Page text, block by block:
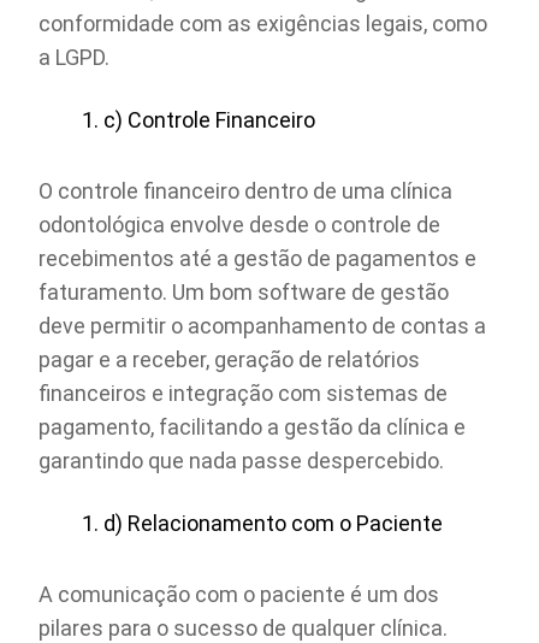
conformidade com as exigências legais, como
a LGPD.
c) Controle Financeiro
O controle financeiro dentro de uma clínica
odontológica envolve desde o controle de
recebimentos até a gestão de pagamentos e
faturamento. Um bom software de gestão
deve permitir o acompanhamento de contas a
pagar e a receber, geração de relatórios
financeiros e integração com sistemas de
pagamento, facilitando a gestão da clínica e
garantindo que nada passe despercebido.
d) Relacionamento com o Paciente
A comunicação com o paciente é um dos
pilares para o sucesso de qualquer clínica.